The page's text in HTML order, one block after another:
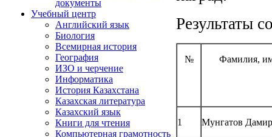
документы
Учебный центр
Английский язык
Биология
Всемирная история
География
ИЗО и черчение
Информатика
История Казахстана
Казахская литература
Казахский язык
Книги для чтения
Компьютерная грамотность
Результаты
№ Фамилия,
1 Мунгатов Дамир